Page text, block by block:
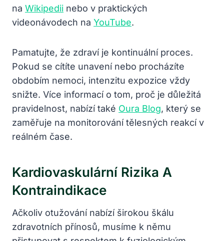
na Wikipedii nebo v praktických
videonávodech na YouTube.
Pamatujte, že zdraví je kontinuální proces.
Pokud se cítíte unavení nebo procházíte
obdobím nemoci, intenzitu expozice vždy
snižte. Více informací o tom, proč je důležitá
pravidelnost, nabízí také Oura Blog, který se
zaměřuje na monitorování tělesných reakcí v
reálném čase.
Kardiovaskulární Rizika A
Kontraindikace
Ačkoliv otužování nabízí širokou škálu
zdravotních přínosů, musíme k němu